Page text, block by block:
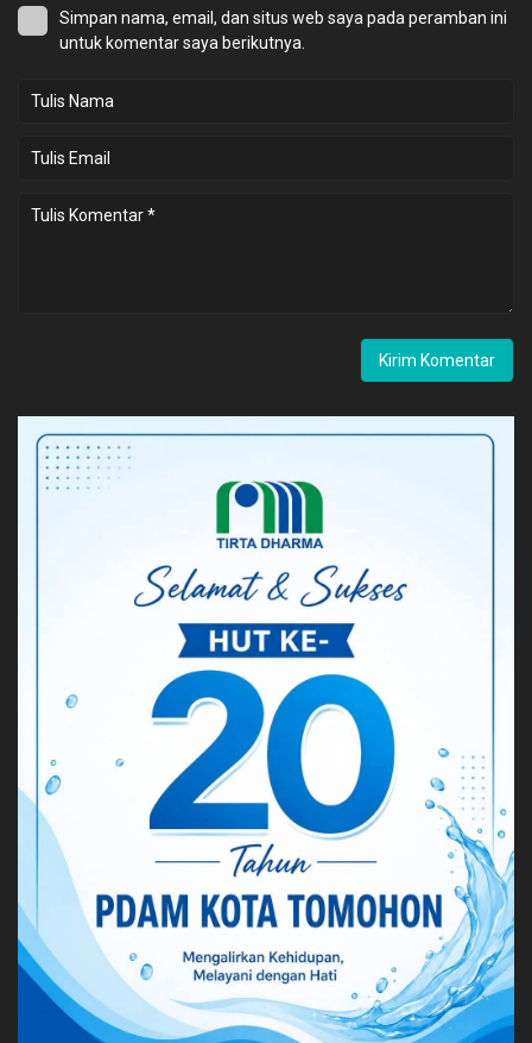
Simpan nama, email, dan situs web saya pada peramban ini
untuk komentar saya berikutnya.